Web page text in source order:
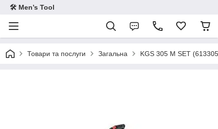
🛠 Men’s Tool
Товари та послуги Загальна KGS 305 M SET